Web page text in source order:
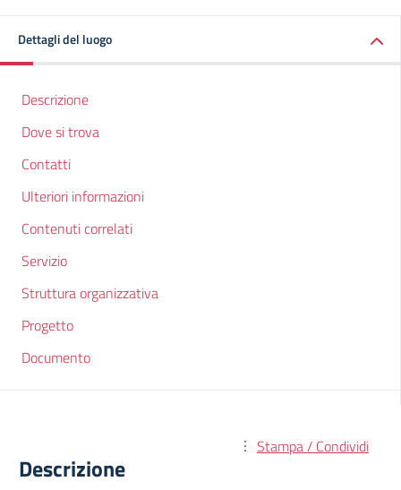
Dettagli del luogo
Descrizione
Dove si trova
Contatti
Ulteriori informazioni
Contenuti correlati
Servizio
Struttura organizzativa
Progetto
Documento
Stampa / Condividi
Descrizione